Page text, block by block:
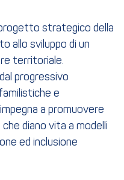
strategico della
allo sviluppo di un
territoriale.
progressivo
e
a promuovere
diano vita a modelli
ed inclusione